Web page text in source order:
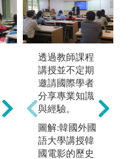
分組討論
圖解:大學入門
課程分組演練
版權:高雄大學
東語系
透過教師課程
講授並不定期
邀請國際學者
分享專業知識
與經驗。
圖解:韓國外國
語大學講授韓
國電影的歷史